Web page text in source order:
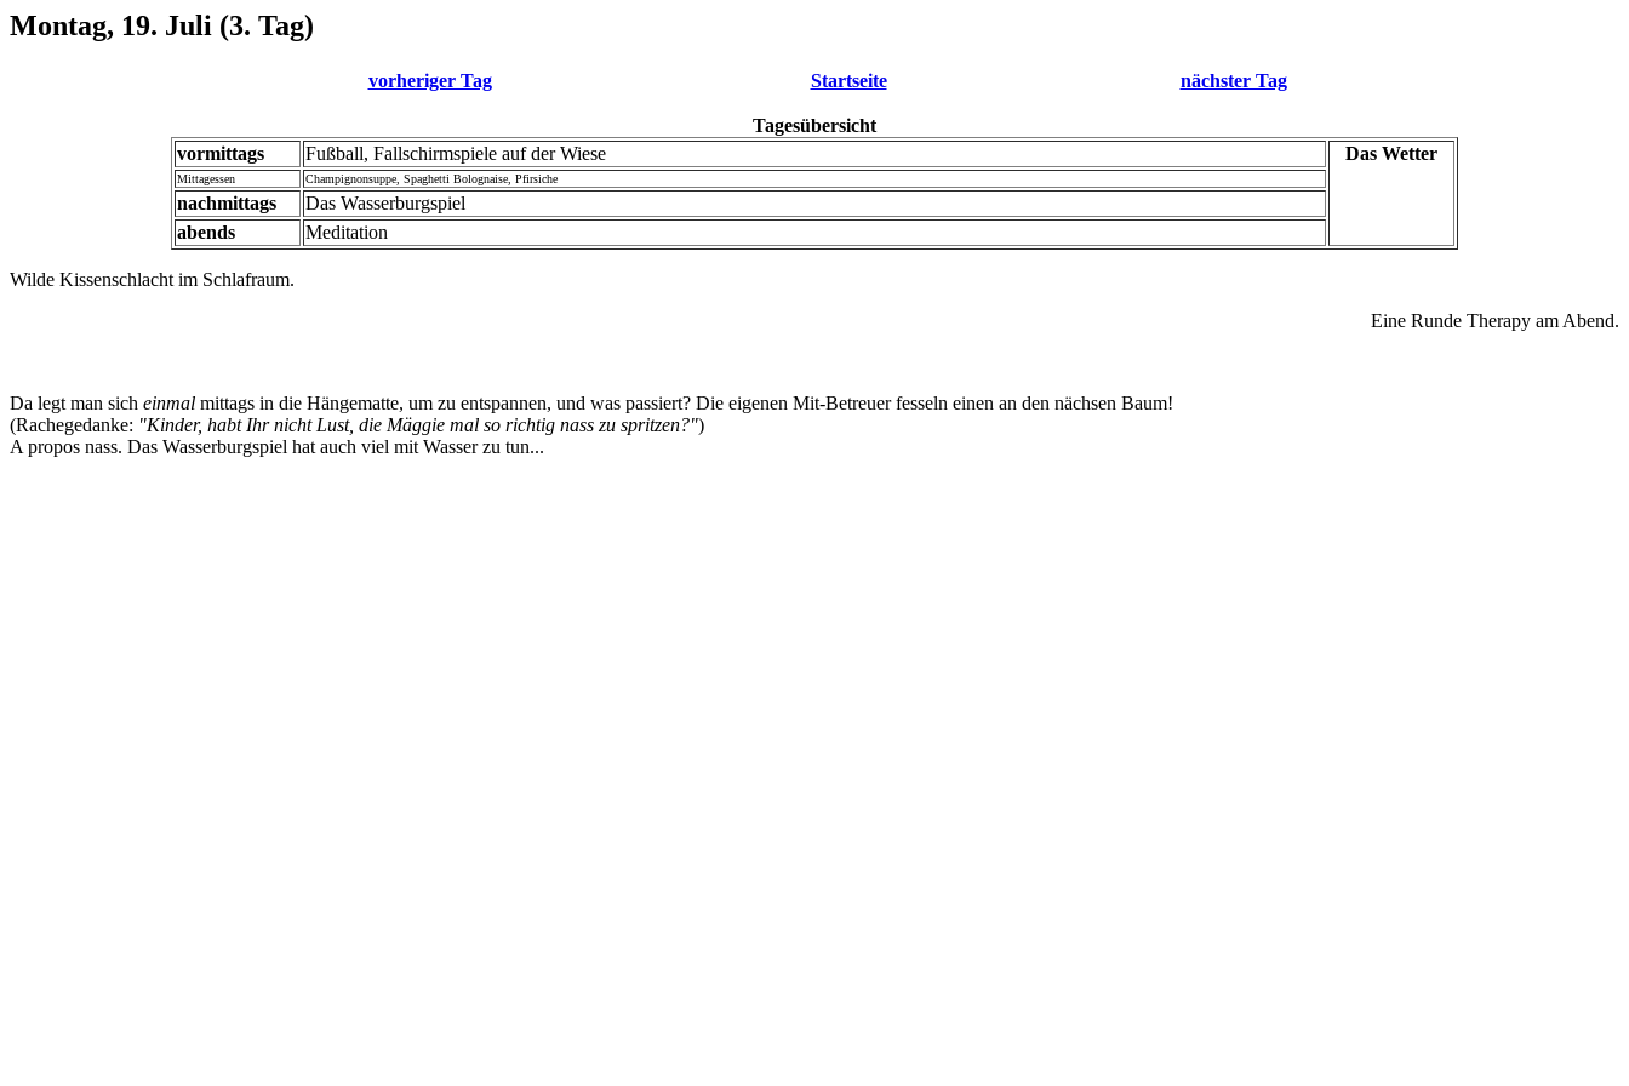
Montag, 19. Juli (3. Tag)
vorheriger Tag Startseite nächster Tag
Tagesübersicht
vormittags
Fußball, Fallschirmspiele auf der Wiese Das Wetter
Mittagessen Champignonsuppe, Spaghetti Bolognaise, Pfirsiche
nachmittags
Das Wasserburgspiel
abends
Meditation
Wilde Kissenschlacht im Schlafraum.
Eine Runde Therapy am Abend.
Da legt man sich einmal mittags in die Hängematte, um zu entspannen, und was passiert? Die eigenen Mit-Betreuer fesseln einen an den nächsen Baum!
(Rachegedanke: "Kinder, habt Ihr nicht Lust, die Mäggie mal so richtig nass zu spritzen?")
A propos nass. Das Wasserburgspiel hat auch viel mit Wasser zu tun...